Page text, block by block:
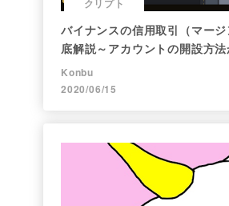
クリプト
バイナンスの信用取引（マー
底解説～アカウントの開設方
算例まで～
Konbu
2020/06/15